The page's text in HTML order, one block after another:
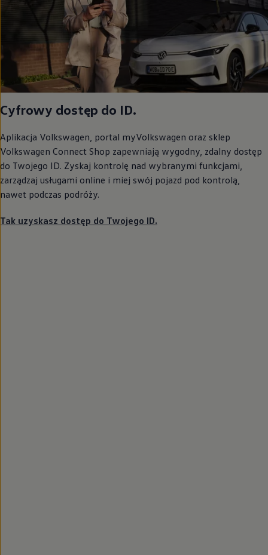
Cyfrowy dostęp do ID.
Aplikacja Volkswagen, portal myVolkswagen oraz sklep
Volkswagen Connect Shop zapewniają wygodny, zdalny dostęp
do Twojego ID. Zyskaj kontrolę nad wybranymi funkcjami,
zarządzaj usługami online i miej swój pojazd pod kontrolą,
nawet podczas podróży.
Tak uzyskasz dostęp do Twojego ID.